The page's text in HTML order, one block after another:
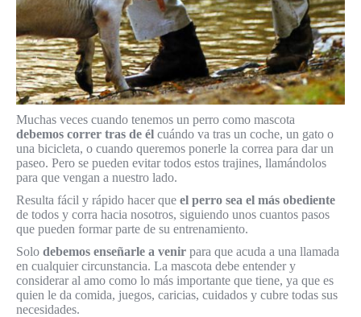
Muchas veces cuando tenemos un perro como mascota
debemos correr tras de él cuándo va tras un coche, un gato o
una bicicleta, o cuando queremos ponerle la correa para dar un
paseo. Pero se pueden evitar todos estos trajines, llamándolos
para que vengan a nuestro lado.
Resulta fácil y rápido hacer que el perro sea el más obediente
de todos y corra hacia nosotros, siguiendo unos cuantos pasos
que pueden formar parte de su entrenamiento.
Solo debemos enseñarle a venir para que acuda a una llamada
en cualquier circunstancia. La mascota debe entender y
considerar al amo como lo más importante que tiene, ya que es
quien le da comida, juegos, caricias, cuidados y cubre todas sus
necesidades.